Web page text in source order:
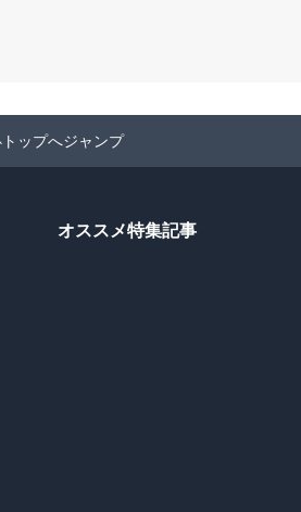
トップへジャンプ
オススメ特集記事